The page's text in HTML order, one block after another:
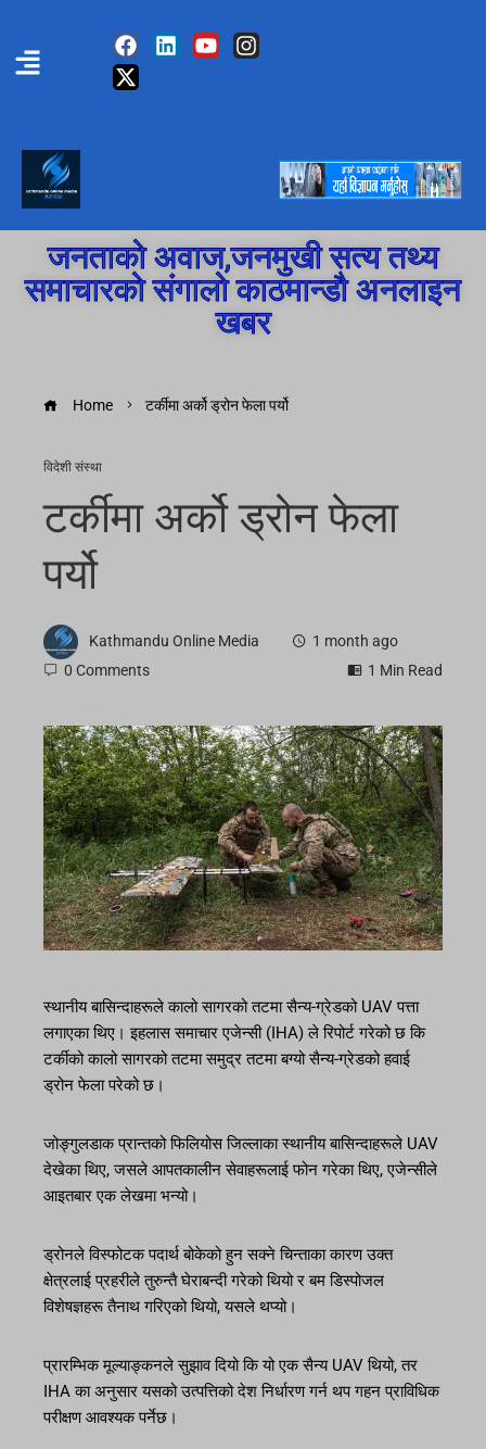
जनताको अवाज,जनमुखी सत्य तथ्य
समाचारको संगालो काठमान्डौ अनलाइन
खबर
Home टर्कीमा अर्को ड्रोन फेला पर्यो
विदेशी संस्था
टर्कीमा अर्को ड्रोन फेला
पर्यो
Kathmandu Online Media
1 month ago
0 Comments
1 Min Read
स्थानीय बासिन्दाहरूले कालो सागरको तटमा सैन्य-ग्रेडको UAV पत्ता
लगाएका थिए। इहलास समाचार एजेन्सी (IHA) ले रिपोर्ट गरेको छ कि
टर्कीको कालो सागरको तटमा समुद्र तटमा बग्यो सैन्य-ग्रेडको हवाई
ड्रोन फेला परेको छ।
जोङ्गुलडाक प्रान्तको फिलियोस जिल्लाका स्थानीय बासिन्दाहरूले UAV
देखेका थिए, जसले आपतकालीन सेवाहरूलाई फोन गरेका थिए, एजेन्सीले
आइतबार एक लेखमा भन्यो।
ड्रोनले विस्फोटक पदार्थ बोकेको हुन सक्ने चिन्ताका कारण उक्त
क्षेत्रलाई प्रहरीले तुरुन्तै घेराबन्दी गरेको थियो र बम डिस्पोजल
विशेषज्ञहरू तैनाथ गरिएको थियो, यसले थप्यो।
प्रारम्भिक मूल्याङ्कनले सुझाव दियो कि यो एक सैन्य UAV थियो, तर
IHA का अनुसार यसको उत्पत्तिको देश निर्धारण गर्न थप गहन प्राविधिक
परीक्षण आवश्यक पर्नेछ।